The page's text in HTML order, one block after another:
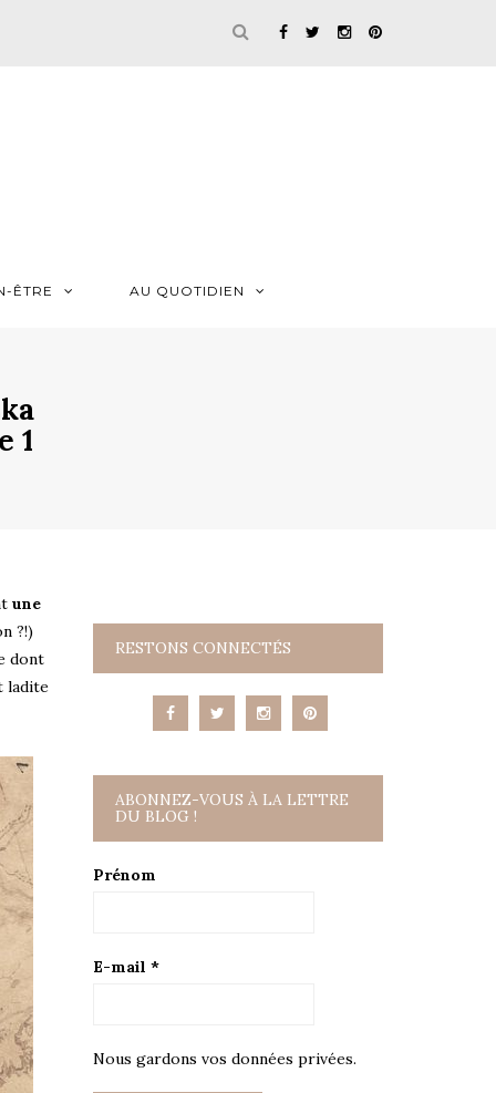
ÊTRE AU QUOTIDIEN
1
une
?!)
dont
ladite
RESTONS CONNECTÉS
ABONNEZ-VOUS À LA LETTRE
DU BLOG !
Prénom
E-mail *
Nous gardons vos données privées.